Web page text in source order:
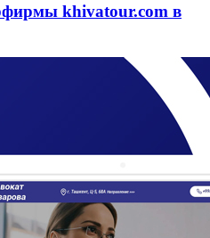
khivatour.com в